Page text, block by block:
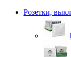
Розетки,